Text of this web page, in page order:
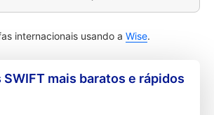
internacionais usando a Wise.
mais baratos e rápidos